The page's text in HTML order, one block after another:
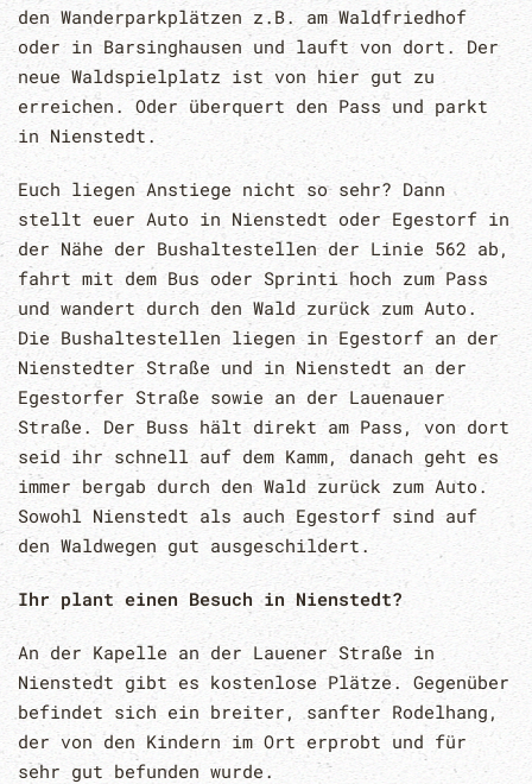
den Wanderparkplätzen z.B. am Waldfriedhof
oder in Barsinghausen und lauft von dort. Der
neue Waldspielplatz ist von hier gut zu
erreichen. Oder überquert den Pass und parkt
in Nienstedt.
Euch liegen Anstiege nicht so sehr? Dann
stellt euer Auto in Nienstedt oder Egestorf in
der Nähe der Bushaltestellen der Linie 562 ab,
fahrt mit dem Bus oder Sprinti hoch zum Pass
und wandert durch den Wald zurück zum Auto.
Die Bushaltestellen liegen in Egestorf an der
Nienstedter Straße und in Nienstedt an der
Egestorfer Straße sowie an der Lauenauer
Straße. Der Buss hält direkt am Pass, von dort
seid ihr schnell auf dem Kamm, danach geht es
immer bergab durch den Wald zurück zum Auto.
Sowohl Nienstedt als auch Egestorf sind auf
den Waldwegen gut ausgeschildert.
Ihr plant einen Besuch in Nienstedt?
An der Kapelle an der Lauener Straße in
Nienstedt gibt es kostenlose Plätze. Gegenüber
befindet sich ein breiter, sanfter Rodelhang,
der von den Kindern im Ort erprobt und für
sehr gut befunden wurde.